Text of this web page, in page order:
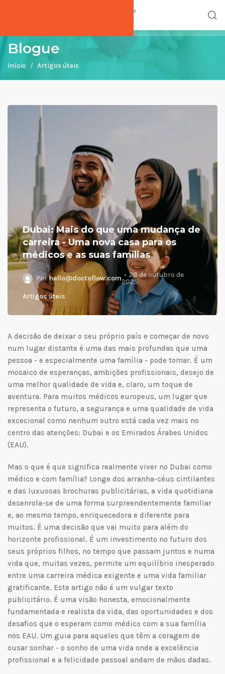
Blogue
Início Artigos úteis
Dubai: Mais do que uma mudança de
carreira - Uma nova casa para os
médicos e as suas famílias
Por hello@doctoflow.com
28 de outubro de
2025
Artigos úteis
A decisão de deixar o seu próprio país e começar de novo
num lugar distante é uma das mais profundas que uma
pessoa - e especialmente uma família - pode tomar. É um
mosaico de esperanças, ambições profissionais, desejo de
uma melhor qualidade de vida e, claro, um toque de
aventura. Para muitos médicos europeus, um lugar que
representa o futuro, a segurança e uma qualidade de vida
excecional como nenhum outro está cada vez mais no
centro das atenções: Dubai e os Emirados Árabes Unidos
(EAU).
Mas o que é que significa realmente viver no Dubai como
médico e com família? Longe dos arranha-céus cintilantes
e das luxuosas brochuras publicitárias, a vida quotidiana
desenrola-se de uma forma surpreendentemente familiar
e, ao mesmo tempo, enriquecedora e diferente para
muitos. É uma decisão que vai muito para além do
horizonte profissional. É um investimento no futuro dos
seus próprios filhos, no tempo que passam juntos e numa
vida que, muitas vezes, permite um equilíbrio inesperado
entre uma carreira médica exigente e uma vida familiar
gratificante. Este artigo não é um vulgar texto
publicitário. É uma visão honesta, emocionalmente
fundamentada e realista da vida, das oportunidades e dos
desafios que o esperam como médico com a sua família
nos EAU. Um guia para aqueles que têm a coragem de
ousar sonhar - o sonho de uma vida onde a excelência
profissional e a felicidade pessoal andam de mãos dadas.